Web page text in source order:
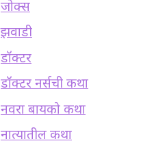
जोक्स
झवाडी
डॉक्टर
डॉक्टर नर्सची कथा
नवरा बायको कथा
नात्यातील कथा